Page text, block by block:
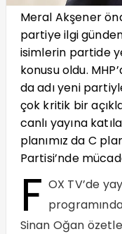
Meral Akşener
partiye ilgi
isimlerin partide
konusu oldu.
da adı yeni
çok kritik bir
canlı yayına
planımız da C
Partisi’nde
F OX TV’de
Sinan Oğan